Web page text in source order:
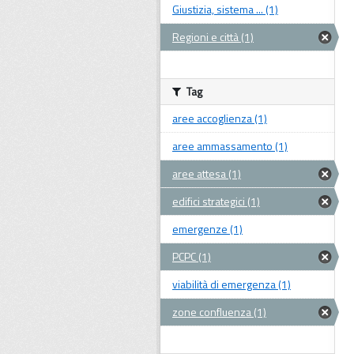
Giustizia, sistema ... (1)
Regioni e città (1)
Tag
aree accoglienza (1)
aree ammassamento (1)
aree attesa (1)
edifici strategici (1)
emergenze (1)
PCPC (1)
viabilità di emergenza (1)
zone confluenza (1)